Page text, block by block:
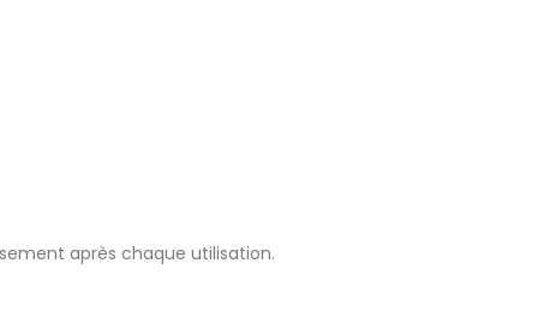
après chaque utilisation.